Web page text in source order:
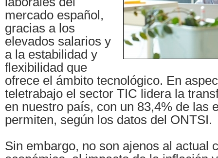
mercado español,
gracias a los
elevados salarios y
a la estabilidad y
flexibilidad que
ofrece el ámbito tecnológico. En
teletrabajo el sector TIC lidera la
en nuestro país, con un 83,4% de las
permiten, según los datos del ONTSI.
Sin embargo, no son ajenos al actual